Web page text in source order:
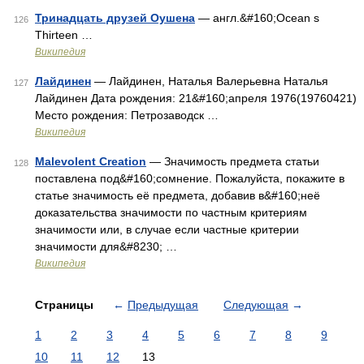
126 Тринадцать друзей Оушена — англ.&#160;Ocean s
Thirteen …
Википедия
127 Лайдинен — Лайдинен, Наталья Валерьевна Наталья
Лайдинен Дата рождения: 21&#160;апреля 1976(19760421)
Место рождения: Петрозаводск …
Википедия
128 Malevolent Creation — Значимость предмета статьи
поставлена под&#160;сомнение. Пожалуйста, покажите в
статье значимость её предмета, добавив в&#160;неё
доказательства значимости по частным критериям
значимости или, в случае если частные критерии
значимости для&#8230; …
Википедия
Страницы ← Предыдущая Следующая →
1 2 3 4 5 6 7 8
9
10
11 12 13